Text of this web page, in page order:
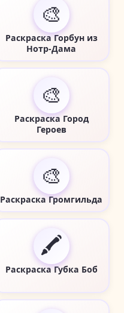
🎨
Раскраска Горбун из
Нотр-Дама
🎨
Раскраска Город
Героев
🎨
Раскраска Громгильда
🖍️
Раскраска Губка Боб